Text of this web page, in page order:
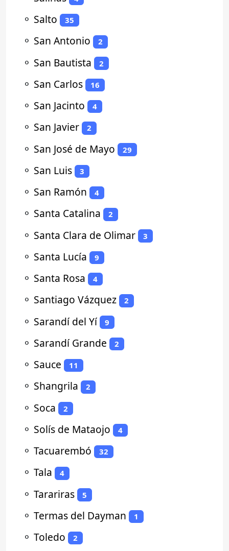
⚬ Salto 35
⚬ San Antonio 2
⚬ San Bautista 2
⚬ San Carlos 16
⚬ San Jacinto 4
⚬ San Javier 2
⚬ San José de Mayo 29
⚬ San Luis 3
⚬ San Ramón 4
⚬ Santa Catalina 2
⚬ Santa Clara de Olimar 3
⚬ Santa Lucía 9
⚬ Santa Rosa 4
⚬ Santiago Vázquez 2
⚬ Sarandí del Yí 9
⚬ Sarandí Grande 2
⚬ Sauce 11
⚬ Shangrila 2
⚬ Soca 2
⚬ Solís de Mataojo 4
⚬ Tacuarembó 32
⚬ Tala 4
⚬ Tarariras 5
⚬ Termas del Dayman 1
⚬ Toledo 2